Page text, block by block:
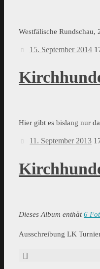
Westfälische Rundschau,
15. September 2014
Hier gibt es bislang nur
11. September 2013
Dieses Album enthät6
Ausschreibung LK